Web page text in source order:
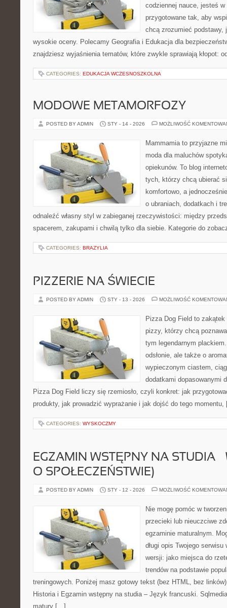
codziennej nauce, jesteś
przygotowane tak, aby
chcą zrozumieć podstawy,
wysokie oceny. Polecamy Geografia i Edukacja dla
znajdziesz wyjaśnienia tematów, które zwykle sprawiają kłopot:
CATEGORIES: EDUKACJA WCZESNOSZKOLNA
MODOWE METAMORFOZY
POSTED BY ADMIN STY - 14 - 2026 MOŻLIWOŚĆ
Mammamia to przyjazne
moda dla maluchów
opiekunów. To blog
tych, którzy chcą ubierać
komfortowo, a
o ubraniach, dodatkach i
odnaleźć własny styl w zabieganej rzeczywistości: między
spacerem, zakupami i chwilą tylko dla siebie. Kategorie do
CATEGORIES: BRAZYLIA
PIZZERIE NA ŚWIECIE
POSTED BY ADMIN STY - 13 - 2026 MOŻLIWOŚĆ
Pizza Dog Field to zakątek
pizzy, którzy chcą
tym legendarnym
odsłonie, ale także o
wypieczonym ciastem,
dodatkami dopasowanymi
Pizza Dog Field liczy się rzemiosło, czyli konkret: jak
produkty, jak prowadzić wyprażanie i jak dojść do tego
CATEGORIES: WYSKOCZMY
EGZAMIN WSTĘPNY NA STUDIA
O SPOŁECZEŃSTWIE)
POSTED BY ADMIN STY - 12 - 2026 MOŻLIWOŚĆ
Nie mogę pomóc w
przecieki lub nieuczciwe
egzaminie maturalnym.
długi opis Twojego
wersji: jako miejsca do
trendów na podstawie
treningowych. Poniżej masz gotowy tekst (bez HTML, bez
Historia i Egzamin wstępny na studia – Język francuski.
matury […]